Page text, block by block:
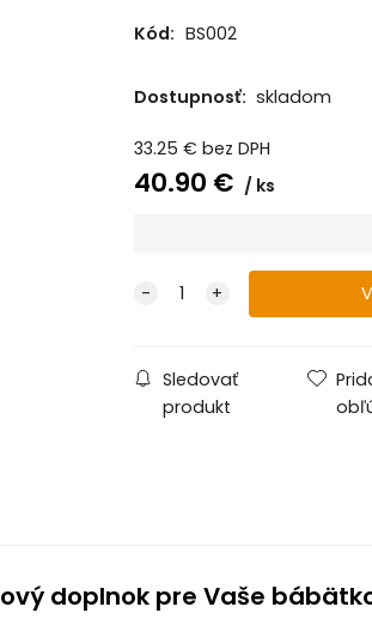
Kód: BS002
Dostupnosť: skladom
33.25 € bez DPH
40.90 € ks
Sledovať
produkt
doplnok pre Vaše